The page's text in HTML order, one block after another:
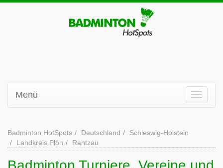
Menü
Badminton HotSpots Deutschland
Schleswig-Holstein
Landkreis Plön
Rantzau